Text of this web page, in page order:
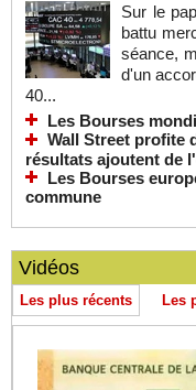
Sur le
battu
séance,
d'un
40...
Les Bourses
Wall Street profite
résultats ajoutent de
Les Bourses
commune
Vidéos
Les plus récents Les